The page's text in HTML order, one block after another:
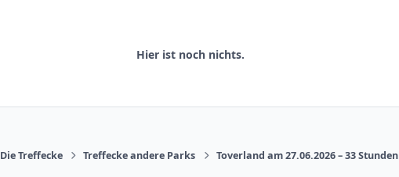
Hier ist noch nichts.
Die Treffecke Treffecke andere Parks Toverland am 27.06.2026 – 33 Stunden